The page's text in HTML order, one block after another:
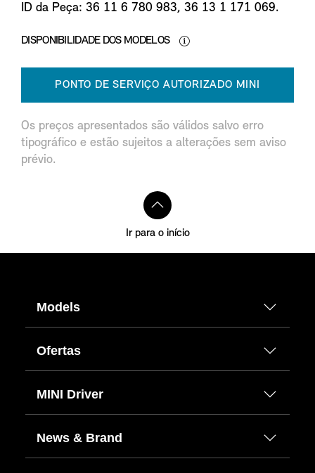
ID da Peça: 36 11 6 780 983, 36 13 1 171 069.
DISPONIBILIDADE DOS MODELOS
PONTO DE SERVIÇO AUTORIZADO MINI
Os preços apresentados são válidos salvo erro
tipográfico e estão sujeitos a alterações sem aviso
prévio.
Ir para o início
Models
Ofertas
MINI Driver
News & Brand